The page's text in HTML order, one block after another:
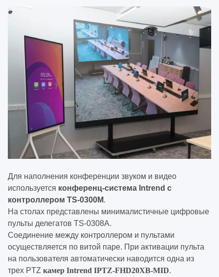
Для наполнения конференции звуком и видео
используется конференц-система Intrend c
контроллером TS-0300M.
На столах представлены минималистичные цифровые
пульты делегатов TS-0308A.
Соединение между контроллером и пультами
осуществляется по витой паре. При активации пульта
на пользователя автоматически наводится одна из
трех PTZ камер Intrend IPTZ-FHD20XB-MID.